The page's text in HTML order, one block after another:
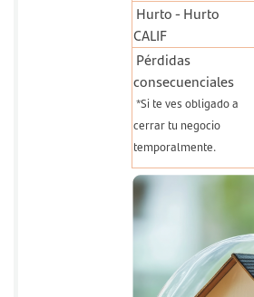
Hurto - Hurto
CALIF
Pérdidas
consecuenciales
*Si te ves obligado a
cerrar tu negocio
temporalmente.